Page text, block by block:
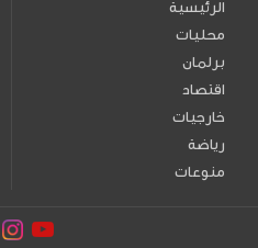
الرئيسية
محليات
برلمان
اقتصاد
خارجيات
رياضة
منوعات